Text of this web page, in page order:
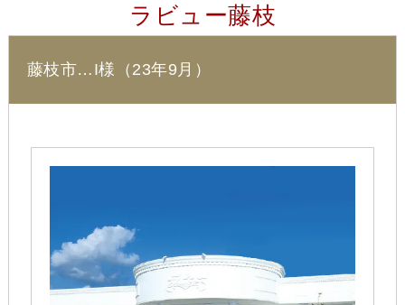
ラビュー藤枝
藤枝市…I様（23年9月）